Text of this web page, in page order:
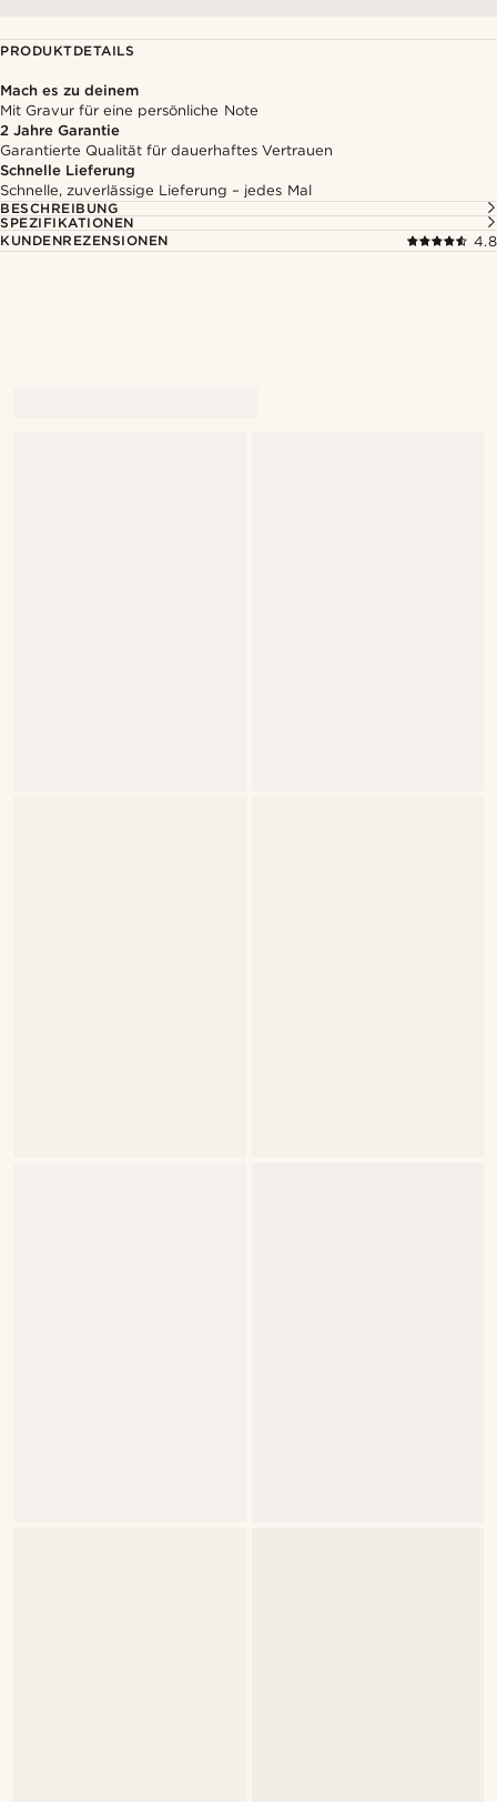
PRODUKTDETAILS
Mach es zu deinem
Mit Gravur für eine persönliche Note
2 Jahre Garantie
Garantierte Qualität für dauerhaftes Vertrauen
Schnelle Lieferung
Schnelle, zuverlässige Lieferung – jedes Mal
BESCHREIBUNG
SPEZIFIKATIONEN
KUNDENREZENSIONEN
4.8